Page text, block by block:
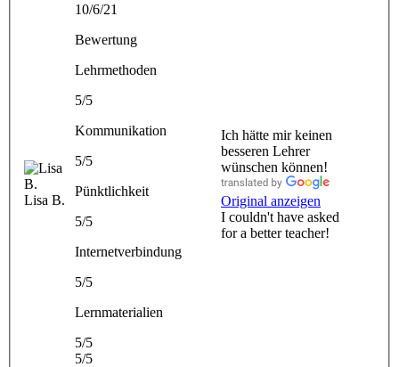
Lisa B.
10/6/21
Bewertung
Lehrmethoden
5/5
Kommunikation
5/5
Pünktlichkeit
5/5
Internetverbindung
5/5
Lernmaterialien
5/5
5/5
Ich hätte mir keinen
besseren Lehrer
wünschen können!
Original anzeigen
I couldn't have asked
for a better teacher!